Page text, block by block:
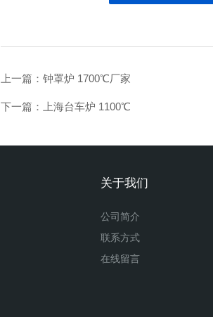
上一篇： 钟罩炉 1700℃厂家
下一篇： 上海台车炉 1100℃
关于我们
公司简介
联系方式
在线留言